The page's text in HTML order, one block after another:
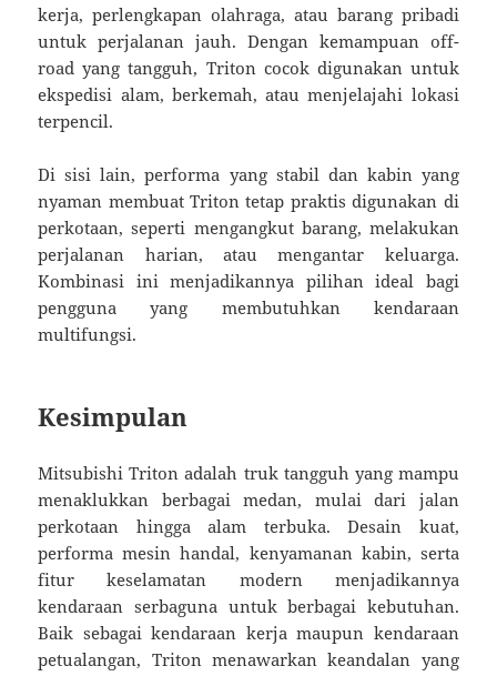
kerja, perlengkapan olahraga, atau barang pribadi
untuk perjalanan jauh. Dengan kemampuan off-
road yang tangguh, Triton cocok digunakan untuk
ekspedisi alam, berkemah, atau menjelajahi lokasi
terpencil.
Di sisi lain, performa yang stabil dan kabin yang
nyaman membuat Triton tetap praktis digunakan di
perkotaan, seperti mengangkut barang, melakukan
perjalanan harian, atau mengantar keluarga.
Kombinasi ini menjadikannya pilihan ideal bagi
pengguna yang membutuhkan kendaraan
multifungsi.
Kesimpulan
Mitsubishi Triton adalah truk tangguh yang mampu
menaklukkan berbagai medan, mulai dari jalan
perkotaan hingga alam terbuka. Desain kuat,
performa mesin handal, kenyamanan kabin, serta
fitur keselamatan modern menjadikannya
kendaraan serbaguna untuk berbagai kebutuhan.
Baik sebagai kendaraan kerja maupun kendaraan
petualangan, Triton menawarkan keandalan yang